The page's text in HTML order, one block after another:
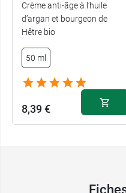
Jusqu'à +39% de
Jusqu'à +75%
de la peau
Pour 95% des
plus souple,
pour une peau
Conditionnement :
Pour une hydratation
Crème anti-âge à l’huile
d’argan et bourgeon de
Hêtre bio
50 ml
8,39 €